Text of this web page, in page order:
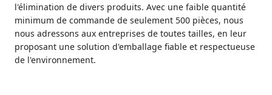
l'élimination de divers produits. Avec une faible quantité
minimum de commande de seulement 500 pièces, nous
nous adressons aux entreprises de toutes tailles, en leur
proposant une solution d'emballage fiable et respectueuse
de l'environnement.